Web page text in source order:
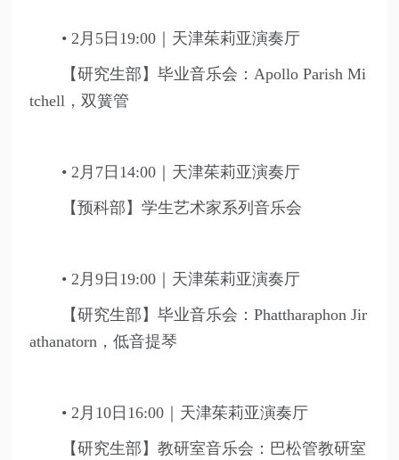
• 2月5日19:00｜天津茱莉亚演奏厅
【研究生部】毕业音乐会：Apollo Parish Mi
tchell，双簧管
• 2月7日14:00｜天津茱莉亚演奏厅
【预科部】学生艺术家系列音乐会
• 2月9日19:00｜天津茱莉亚演奏厅
【研究生部】毕业音乐会：Phattharaphon Jir
athanatorn，低音提琴
• 2月10日16:00｜天津茱莉亚演奏厅
【研究生部】教研室音乐会：巴松管教研室